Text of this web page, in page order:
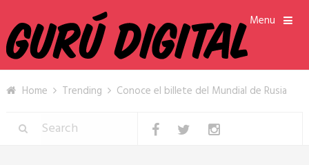
Menu
Home Trending Conoce el billete del Mundial de Rusia